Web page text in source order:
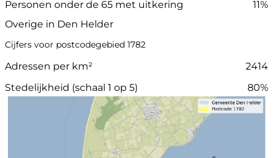
Personen onder de 65 met uitkering
11%
Overige in Den Helder
Cijfers voor postcodegebied 1782
Adressen per km²
2414
Stedelijkheid (schaal 1 op 5)
80%